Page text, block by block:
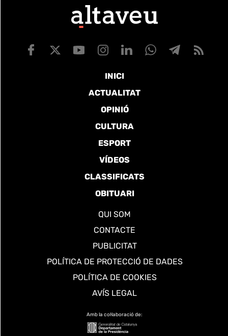
INICI
ACTUALITAT
OPINIÓ
CULTURA
ESPORT
VÍDEOS
CLASSIFICATS
OBITUARI
QUI SOM
CONTACTE
PUBLICITAT
POLÍTICA DE PROTECCIÓ DE DADES
POLÍTICA DE COOKIES
AVÍS LEGAL
Amb la col·laboració de: